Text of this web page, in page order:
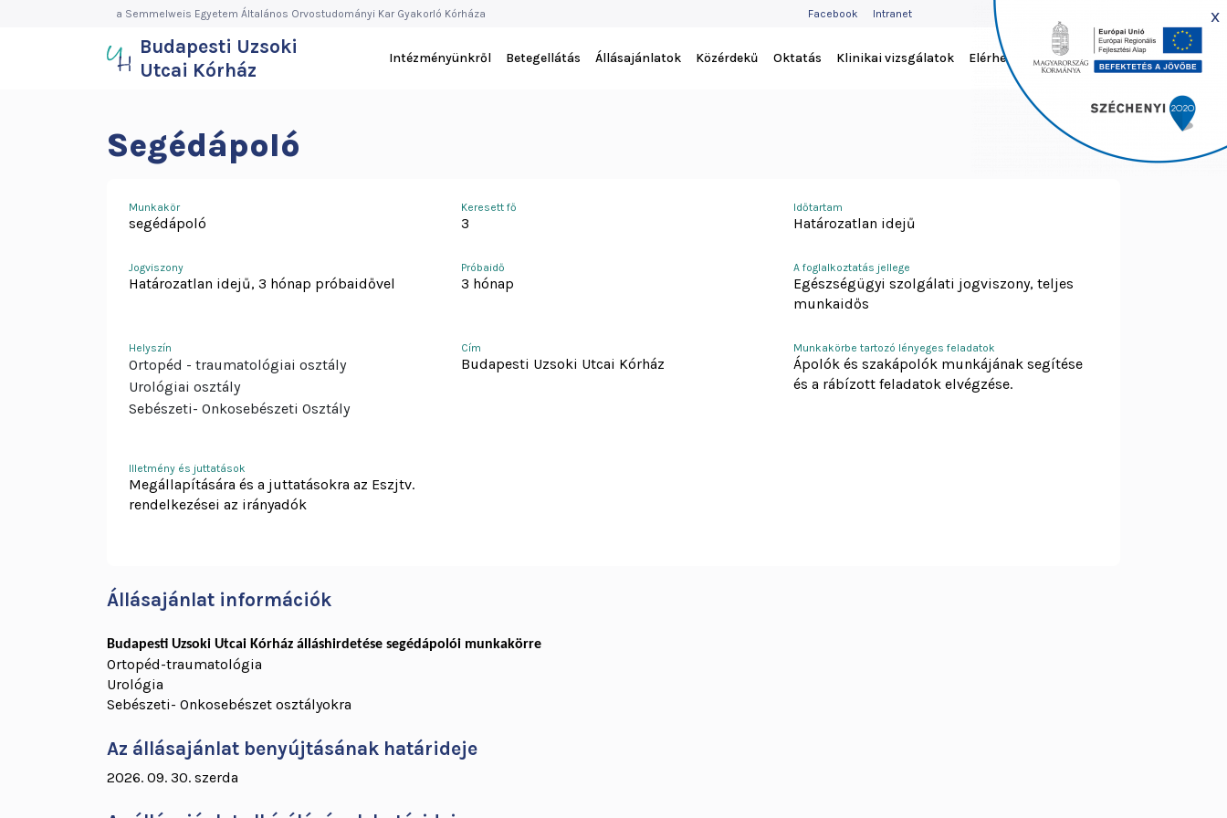
Budapesti
Uzsoki
Kórház
x
a Semmelweis Egyetem Általános Orvostudományi Kar Gyakorló Kórháza
MENÜ
Facebook Intranet
Budapesti Uzsoki
Utcai Kórház
Intézményünkről Betegellátás Állásajánlatok Közérdekű Oktatás Klinikai vizsgálatok Elérhetőség
Segédápoló
Munkakör
segédápoló
Keresett fő
3
Időtartam
Határozatlan idejű
Jogviszony
Határozatlan idejű, 3 hónap próbaidővel
Próbaidő
3 hónap
A foglalkoztatás jellege
Egészségügyi szolgálati jogviszony, teljes
munkaidős
Helyszín
Ortopéd - traumatológiai osztály
Urológiai osztály
Sebészeti- Onkosebészeti Osztály
Cím
Budapesti Uzsoki Utcai Kórház
Munkakörbe tartozó lényeges feladatok
Ápolók és szakápolók munkájának segítése
és a rábízott feladatok elvégzése.
Illetmény és juttatások
Megállapítására és a juttatásokra az Eszjtv.
rendelkezései az irányadók
Állásajánlat információk
Budapesti Uzsoki Utcai Kórház álláshirdetése segédápolói munkakörre
Ortopéd-traumatológia
Urológia
Sebészeti- Onkosebészet osztályokra
Az állásajánlat benyújtásának határideje
2026. 09. 30. szerda